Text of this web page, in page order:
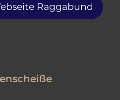
Raggabund